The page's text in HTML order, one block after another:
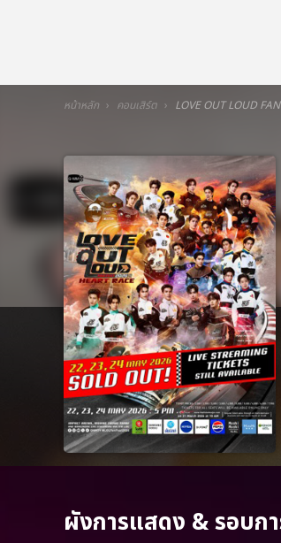
หน้าหลัก คอนเสิร์ต LOVE OUT LOUD
ผังการแสดง & รอบก